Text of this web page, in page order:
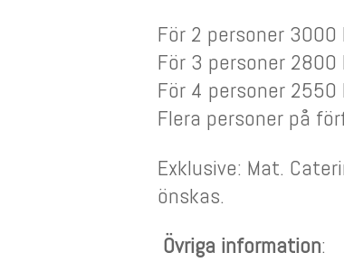
För 2 personer 3000
För 3 personer 2800
För 4 personer 2550
Flera personer på
Exklusive: Mat.
önskas.
Övriga information: